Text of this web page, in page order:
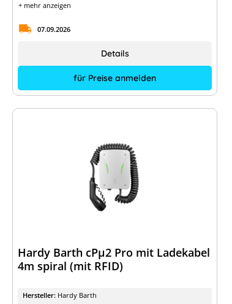
+ mehr anzeigen
07.09.2026
für Preise anmelden
Details
Hardy Barth cPµ2 Pro mit Ladekabel
4m spiral (mit RFID)
Hersteller: Hardy Barth